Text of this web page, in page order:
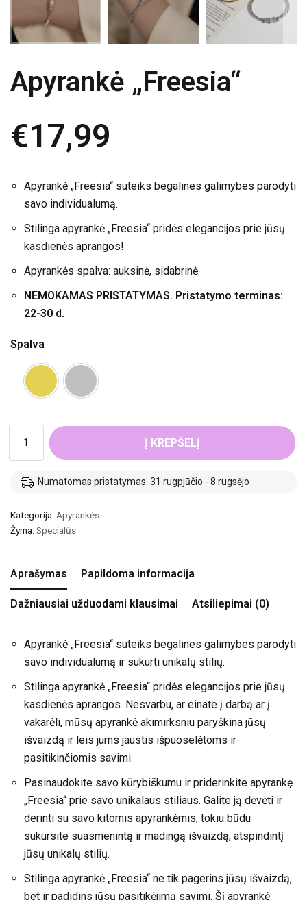
Apyrankė „Freesia“
€17,99
Apyrankė „Freesia“ suteiks begalines galimybes parodyti
savo individualumą.
Stilinga apyrankė „Freesia“ pridės elegancijos prie jūsų
kasdienės aprangos!
Apyrankės spalva: auksinė, sidabrinė.
NEMOKAMAS PRISTATYMAS. Pristatymo terminas:
22-30 d.
Spalva
Į KREPŠELĮ
Numatomas pristatymas: 31 rugpjūčio - 8 rugsėjo
Kategorija: Apyrankės
Žyma: Specialūs
Aprašymas Papildoma informacija
Dažniausiai užduodami klausimai Atsiliepimai (0)
Apyrankė „Freesia“ suteiks begalines galimybes parodyti
savo individualumą ir sukurti unikalų stilių.
Stilinga apyrankė „Freesia“ pridės elegancijos prie jūsų
kasdienės aprangos. Nesvarbu, ar einate į darbą ar į
vakarėli, mūsų apyrankė akimirksniu paryškina jūsų
išvaizdą ir leis jums jaustis išpuoselėtoms ir
pasitikinčiomis savimi.
Pasinaudokite savo kūrybiškumu ir priderinkite apyrankę
„Freesia“ prie savo unikalaus stiliaus. Galite ją dėvėti ir
derinti su savo kitomis apyrankėmis, tokiu būdu
sukursite suasmenintą ir madingą išvaizdą, atspindintį
jūsų unikalų stilių.
Stilinga apyrankė „Freesia“ ne tik pagerins jūsų išvaizdą,
bet ir padidins jūsų pasitikėjimą savimi. Šį apyrankė